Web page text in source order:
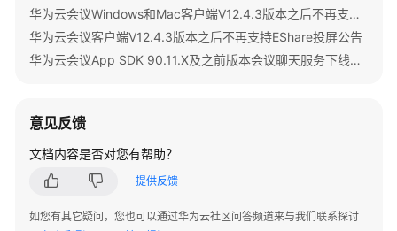
户
指
南
与
集
华为云会议Windows和Mac客户端V12.4.3版本之后不再支持IdeaShare投屏公告
华为云会议客户端V12.4.3版本之后不再支持EShare投屏公告
华为云会议App SDK 90.11.X及之前版本会议聊天服务下线公告
意见反馈
文档内容是否对您有帮助？
提供反馈
如您有其它疑问，您也可以通过华为云社区问答频道来与我们联系探讨